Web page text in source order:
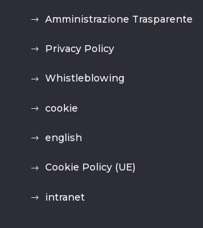
Amministrazione Trasparente
Privacy Policy
Whistleblowing
cookie
english
Cookie Policy (UE)
intranet